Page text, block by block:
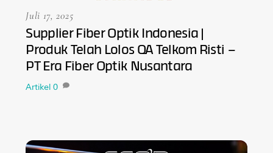
Juli 17, 2025
Supplier Fiber Optik Indonesia |
Produk Telah Lolos QA Telkom Risti –
PT Era Fiber Optik Nusantara
Artikel 0